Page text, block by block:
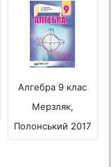
Алгебра 9 клас
Мерзляк,
Полонський 2017